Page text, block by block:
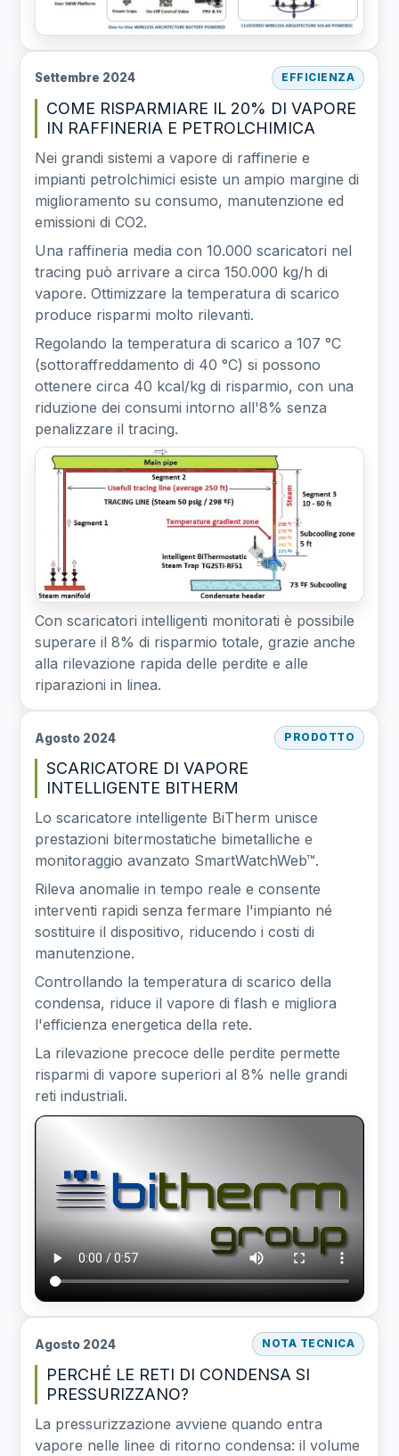
Settembre 2024 EFFICIENZA
COME RISPARMIARE IL 20% DI VAPORE
IN RAFFINERIA E PETROLCHIMICA
Nei grandi sistemi a vapore di raffinerie e
impianti petrolchimici esiste un ampio margine di
miglioramento su consumo, manutenzione ed
emissioni di CO2.
Una raffineria media con 10.000 scaricatori nel
tracing può arrivare a circa 150.000 kg/h di
vapore. Ottimizzare la temperatura di scarico
produce risparmi molto rilevanti.
Regolando la temperatura di scarico a 107 °C
(sottoraffreddamento di 40 °C) si possono
ottenere circa 40 kcal/kg di risparmio, con una
riduzione dei consumi intorno all'8% senza
penalizzare il tracing.
Con scaricatori intelligenti monitorati è possibile
superare il 8% di risparmio totale, grazie anche
alla rilevazione rapida delle perdite e alle
riparazioni in linea.
Agosto 2024 PRODOTTO
SCARICATORE DI VAPORE
INTELLIGENTE BITHERM
Lo scaricatore intelligente BiTherm unisce
prestazioni bitermostatiche bimetalliche e
monitoraggio avanzato SmartWatchWeb™.
Rileva anomalie in tempo reale e consente
interventi rapidi senza fermare l'impianto né
sostituire il dispositivo, riducendo i costi di
manutenzione.
Controllando la temperatura di scarico della
condensa, riduce il vapore di flash e migliora
l'efficienza energetica della rete.
La rilevazione precoce delle perdite permette
risparmi di vapore superiori al 8% nelle grandi
reti industriali.
Agosto 2024 NOTA TECNICA
PERCHÉ LE RETI DI CONDENSA SI
PRESSURIZZANO?
La pressurizzazione avviene quando entra
vapore nelle linee di ritorno condensa: il volume